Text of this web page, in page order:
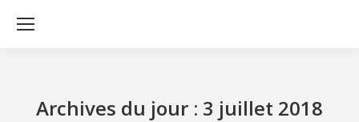
Archives du jour : 3 juillet 2018